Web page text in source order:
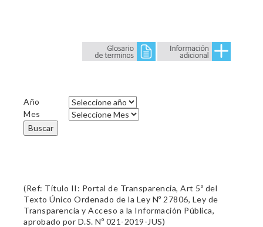
Año
Mes
Buscar
(Ref: Título II: Portal de Transparencia, Art 5º del
Texto Único Ordenado de la Ley Nº 27806, Ley de
Transparencia y Acceso a la Información Pública,
aprobado por D.S. Nº 021-2019-JUS)